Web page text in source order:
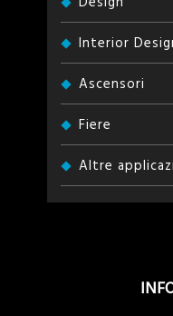
Interior
Ascensori
Fiere
Altre